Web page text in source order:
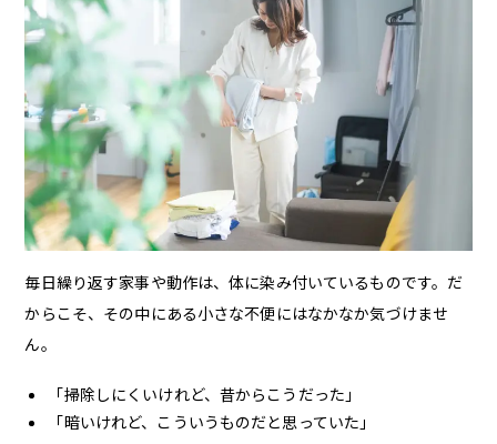
毎日繰り返す家事や動作は、体に染み付いているものです。だ
からこそ、その中にある小さな不便にはなかなか気づけませ
ん。
「掃除しにくいけれど、昔からこうだった」
「暗いけれど、こういうものだと思っていた」